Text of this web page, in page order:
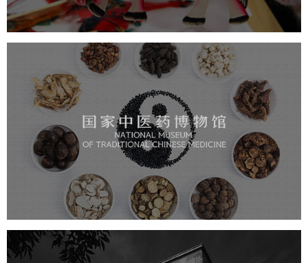
国家中医药博物馆
文化艺术 博物馆网站建设 智慧博物馆